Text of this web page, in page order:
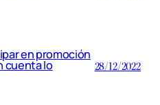
en promoción
cuenta lo 28/12/2022